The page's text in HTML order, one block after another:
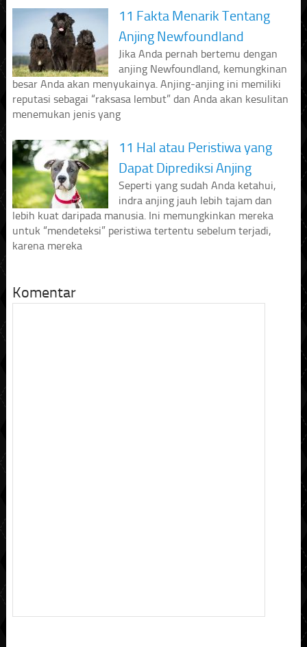
11 Fakta Menarik Tentang
Anjing Newfoundland
Jika Anda pernah bertemu dengan
anjing Newfoundland, kemungkinan
besar Anda akan menyukainya. Anjing-anjing ini memiliki
reputasi sebagai “raksasa lembut” dan Anda akan kesulitan
menemukan jenis yang
11 Hal atau Peristiwa yang
Dapat Diprediksi Anjing
Seperti yang sudah Anda ketahui,
indra anjing jauh lebih tajam dan
lebih kuat daripada manusia. Ini memungkinkan mereka
untuk “mendeteksi” peristiwa tertentu sebelum terjadi,
karena mereka
Komentar